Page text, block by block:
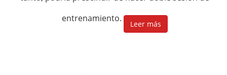
entrenamiento.
Leer más